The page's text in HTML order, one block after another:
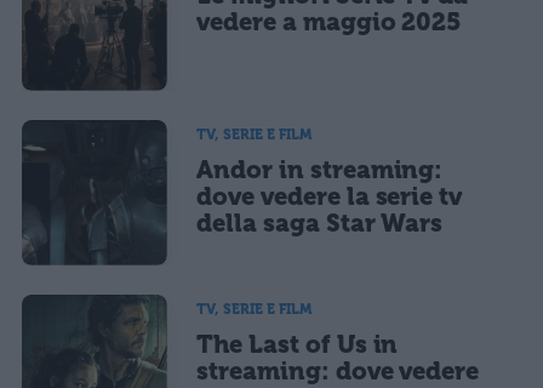
vedere a maggio 2025
TV, SERIE E FILM
Andor in streaming:
dove vedere la serie tv
della saga Star Wars
TV, SERIE E FILM
The Last of Us in
streaming: dove vedere